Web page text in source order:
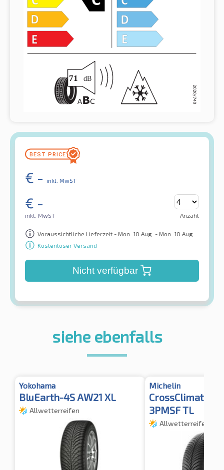
€ - inkl. MwST
€ -
inkl. MwST Anzahl
Voraussichtliche Lieferzeit - Mon. 10 Aug. - Mon. 10 Aug.
Kostenloser Versand
Nicht verfügbar
siehe ebenfalls
Yokohama
BluEarth-4S AW21 XL
Allwetterreifen
Michelin
CrossClimate 3
3PMSF TL
Allwetterreifen